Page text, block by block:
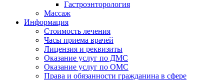
Гастроэнторология
Массаж
Информация
Стоимость лечения
Часы приема врачей
Лицензия и реквизиты
Оказание услуг по ДМС
Оказание услуг по ОМС
Права и обязанности гражданина в сфере